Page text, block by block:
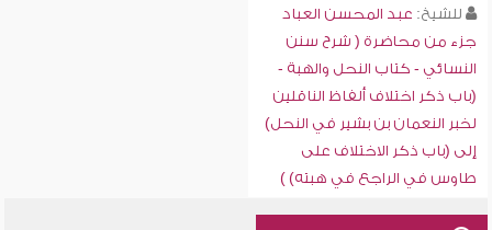
للشيخ: عبد المحسن العباد
جزء من محاضرة ( شرح سنن
النسائي - كتاب النحل والهبة -
(باب ذكر اختلاف ألفاظ الناقلين
لخبر النعمان بن بشير في النحل)
إلى (باب ذكر الاختلاف على
طاوس في الراجع في هبته) )